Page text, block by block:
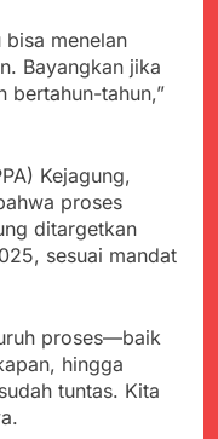
Kedatangan
Evakuasi KM
Sentosa 2 di
Kalianget
2026
dan Janji
Kepala KUA
dengan Istri
Buka
Bersama
di
Sukabumi
2026
Camat Arjasa
dan Hidup
Kara
Kadupugur
Program
Rawa dan
Dukung
Air Irigasi
2026
menelan
Bayangkan jika
bertahun-tahun,”
Kejagung,
proses
ditargetkan
sesuai mandat
proses—baik
hingga
tuntas. Kita